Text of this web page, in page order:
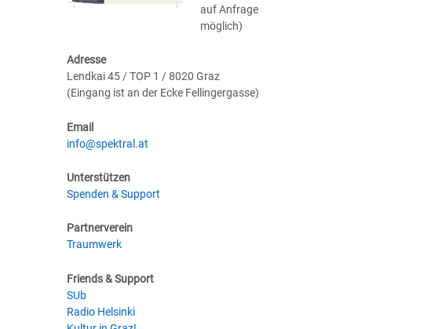
auf Anfrage
möglich)
Adresse
Lendkai 45 / TOP 1 / 8020 Graz
(Eingang ist an der Ecke Fellingergasse)
Email
info@spektral.at
Unterstützen
Spenden & Support
Partnerverein
Traumwerk
Friends & Support
SUb
Radio Helsinki